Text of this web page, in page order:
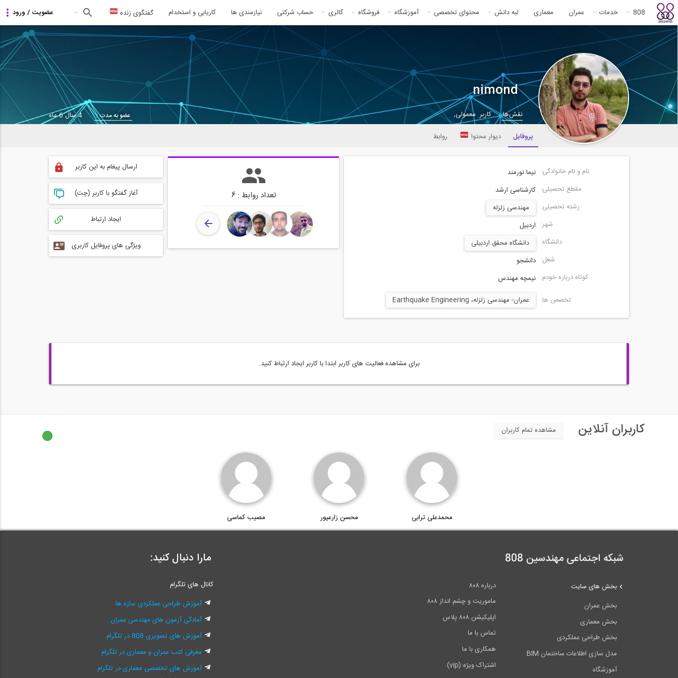
808 خدمات عمران معماری لبه دانش محتوای تخصصی آموزشگاه فروشگاه گالری حساب شرکتی نیازمندی ها کاریابی و استخدام گفتگوی زنده
nimond
نقش‌ها: کاربر معمولی, عضو به مدت :
4 سال 6 ماه
پروفایل
دیوار محتوا روابط
نام و نام خانوادگی: نیما نورمند
مقطع تحصیلی: کارشناسی ارشد
رشته تحصیلی:
مهندسی زلزله
شهر: اردبیل
دانشگاه:
دانشگاه محقق اردبیلی
شغل: دانشجو
کوتاه درباره خودم: نیمچه مهندس
تخصص ها:
عمران- مهندسی زلزله، Earthquake Engineering
تعداد روابط : 6
ارسال پیغام به این کاربر
آغاز گفتگو با کاربر (چت)
ایجاد ارتباط
ویژگی های پروفایل کاربری
برای مشاهده فعالیت های کاربر ابتدا با کاربر ایجاد ارتباط کنید.
کاربران آنلاین مشاهده تمام کاربران
محمدعلی ترابی محسن زارعپور مصیب کماسی
شبکه اجتماعی مهندسین 808
درباره ۸۰۸
ماموریت و چشم انداز ۸۰۸
اپلیکیشن ۸۰۸ پلاس
تماس با ما
همکاری با ما
اشتراک ویژه (vip)
بخش های سایت
بخش عمران
بخش معماری
بخش طراحی عملکردی
مدل سازی اطلاعات ساختمان BIM
آموزشگاه
مارا دنبال کنید:
کانال های تلگرام
آموزش طراحی عملکردی سازه ها
آمادگی آزمون های مهندسی عمران
آموزش های تصویری 808 در تلگرام
معرفی کتب عمران و معماری در تلگرام
آموزش های تخصصی معماری در تلگرام